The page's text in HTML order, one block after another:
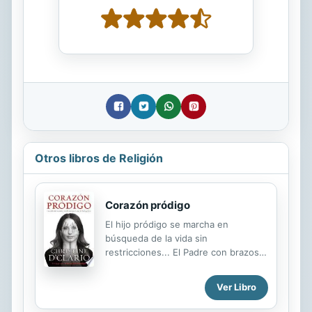
Otros libros de Religión
Corazón pródigo
El hijo pródigo se marcha en
búsqueda de la vida sin
restricciones... El Padre con brazos
corazón pródigo es aquel que
regresa arrepentido con el deseo de
rendir toda su vida a Dios sin
Ver Libro